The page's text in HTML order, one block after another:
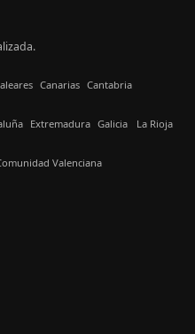
Canarias Cantabria
Extremadura Galicia La Rioja
Valenciana